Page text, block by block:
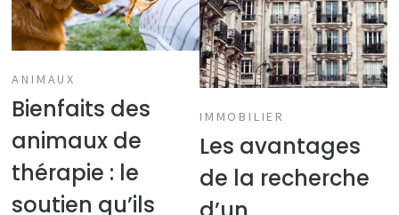
ANIMAUX
Bienfaits des
animaux de
thérapie : le
soutien qu’ils
IMMOBILIER
Les avantages
de la recherche